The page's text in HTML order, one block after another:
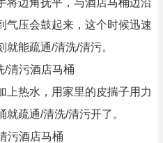
将边角抚平，与酒店马桶边沿
气压会鼓起来，这个时候迅速
能疏通/清洗/清污。
/清污酒店马桶
上热水，用家里的皮揣子用力
疏通/清洗/清污开了。
污酒店马桶